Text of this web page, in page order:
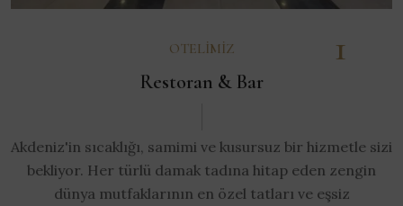
OTELIMIZ
Restoran & Bar
Akdeniz'in sıcaklığı, samimi ve kusursuz bir hizmetle sizi
bekliyor. Her türlü damak tadına hitap eden zengin
dünya mutfaklarının en özel tatları ve eşsiz
1